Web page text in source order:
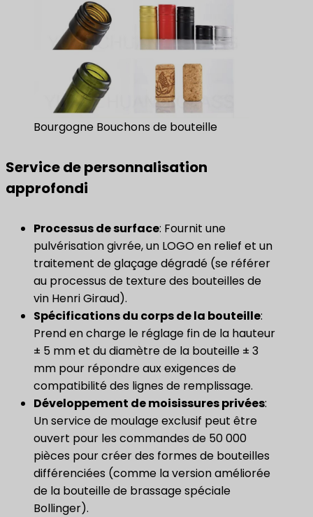
Bourgogne Bouchons de bouteille
Service de personnalisation
approfondi
​Processus de surface​: Fournit une
pulvérisation givrée, un LOGO en relief et un
traitement de glaçage dégradé (se référer
au processus de texture des bouteilles de
vin Henri Giraud).
Spécifications du corps de la bouteille:
Prend en charge le réglage fin de la hauteur
± 5 mm et du diamètre de la bouteille ± 3
mm pour répondre aux exigences de
compatibilité des lignes de remplissage.
Développement de moisissures privées:
Un service de moulage exclusif peut être
ouvert pour les commandes de 50 000
pièces pour créer des formes de bouteilles
différenciées (comme la version améliorée
de la bouteille de brassage spéciale
Bollinger).